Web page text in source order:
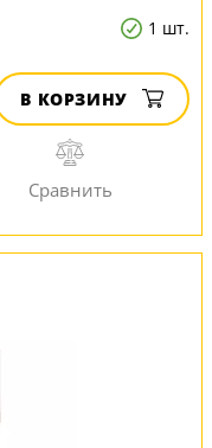
1 шт.
В КОРЗИНУ